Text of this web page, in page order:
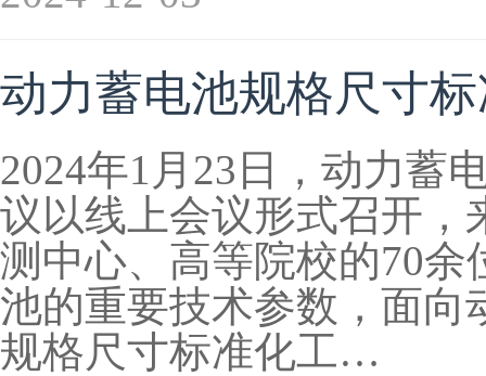
动力蓄电池规格尺寸
2024年1月23日，动力蓄
议以线上会议形式召开，
测中心、高等院校的70
池的重要技术参数，面向
规格尺寸标准化工…